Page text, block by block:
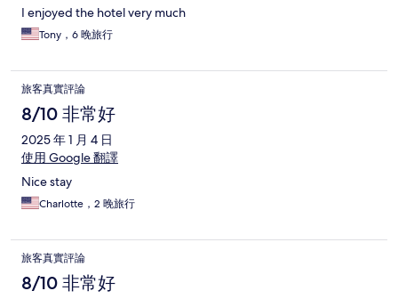
I enjoyed the hotel very much
Tony，6 晚旅行
旅客真實評論
8/10 非常好
2025 年 1 月 4 日
使用 Google 翻譯
Nice stay
Charlotte，2 晚旅行
旅客真實評論
8/10 非常好